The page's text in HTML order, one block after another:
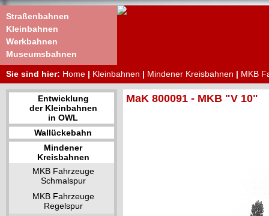
Straßenbahnen
Kleinbahnen
Werkbahnen
Museumsbahnen
Sie sind hier: Home | Kleinbahnen | Mindener Kreisbahnen | MKB
Entwicklung
der Kleinbahnen
in OWL
Wallückebahn
Mindener
Kreisbahnen
MKB Fahrzeuge
Schmalspur
MKB Fahrzeuge
Regelspur
MaK 800091 - MKB "V 10"